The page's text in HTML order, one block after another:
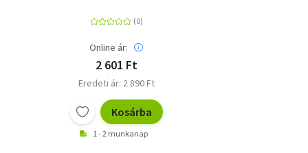
Online ár:
2 601 Ft
Eredeti ár: 2 890 Ft
Kosárba
1 - 2 munkanap